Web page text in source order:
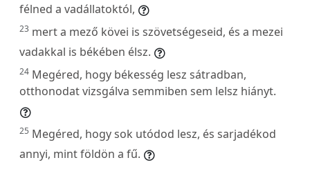
félned a vadállatoktól,
23 mert a mező kövei is szövetségeseid, és a mezei
vadakkal is békében élsz.
24 Megéred, hogy békesség lesz sátradban,
otthonodat vizsgálva semmiben sem lelsz hiányt.
25 Megéred, hogy sok utódod lesz, és sarjadékod
annyi, mint földön a fű.